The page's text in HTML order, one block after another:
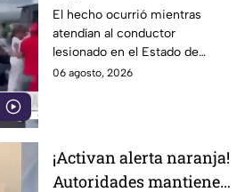
de pantalones en plena
rapiña
El hecho ocurrió mientras
atendían al conductor
lesionado en el Estado de
México
06 agosto, 2026
¡Activan alerta naranja!
Autoridades mantienen